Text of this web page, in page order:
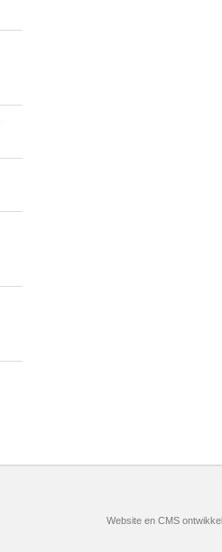
Website en CMS